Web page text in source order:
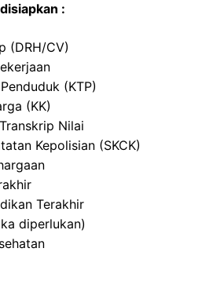
:
(DRH/CV)
(KTP)
(KK)
Nilai
Kepolisian (SKCK)
Terakhir
diperlukan)